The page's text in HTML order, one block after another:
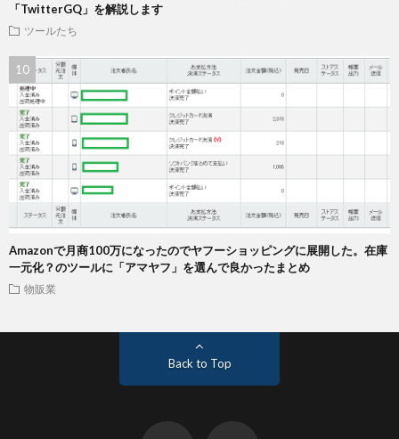
「TwitterGQ」を解説します
ツールたち
Amazonで月商100万になったのでヤフーショッピングに展開した。在庫
一元化？のツールに「アマヤフ」を選んで良かったまとめ
物販業
Back to Top